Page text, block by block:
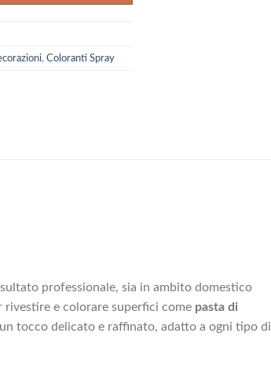
, Coloranti Spray
professionale, sia in ambito domestico
e colorare superfici come pasta di
tocco delicato e raffinato, adatto a ogni tipo di